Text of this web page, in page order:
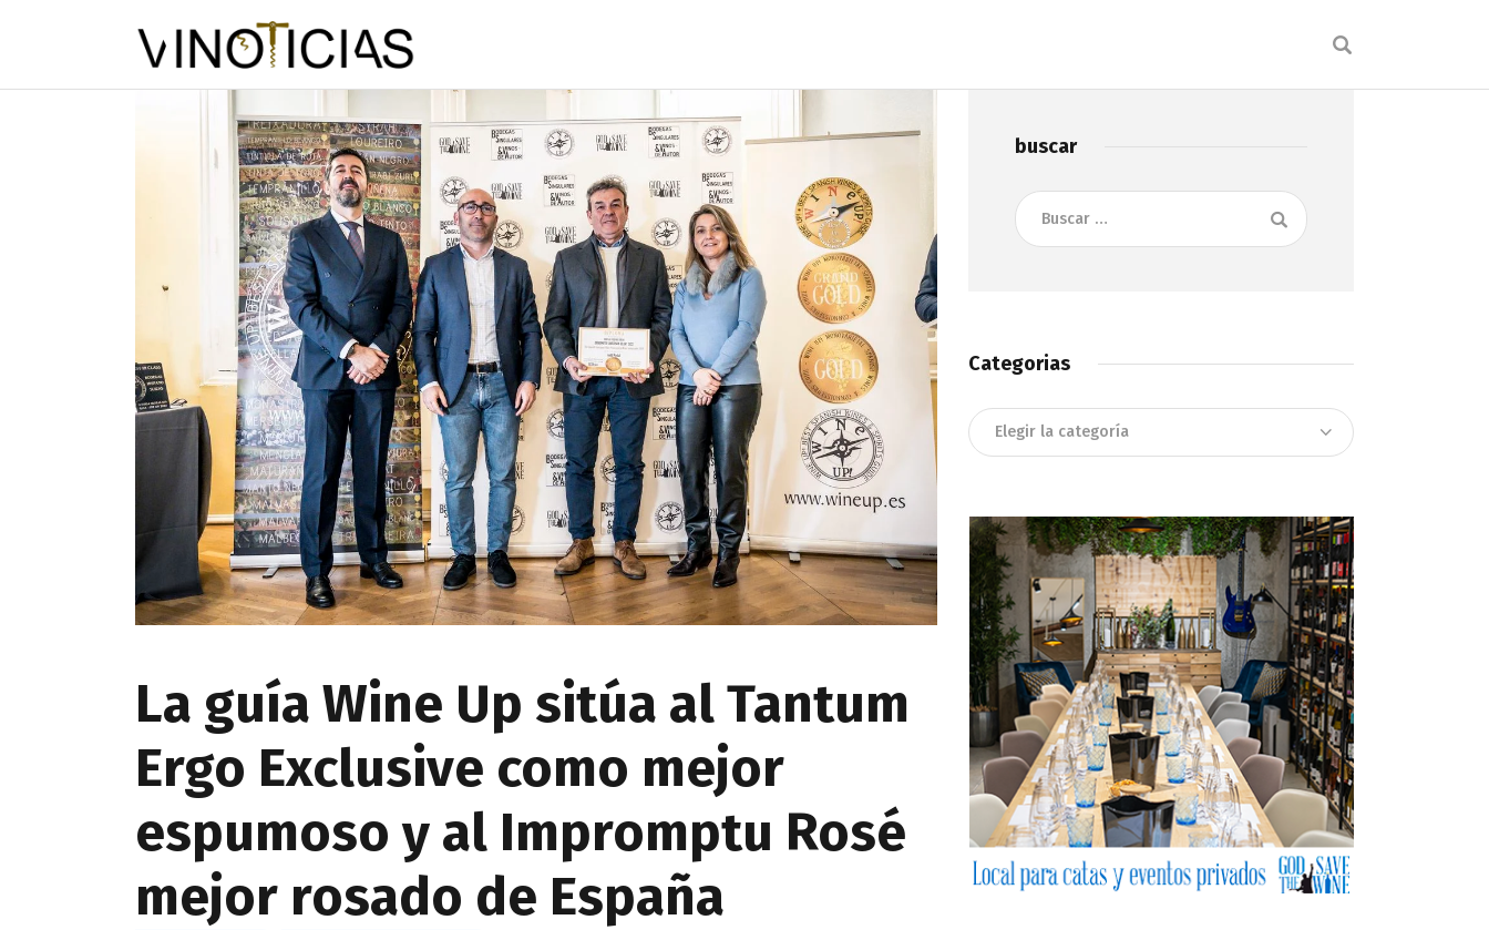
La guía Wine Up sitúa al Tantum
Ergo Exclusive como mejor
espumoso y al Impromptu Rosé
mejor rosado de España
buscar
Buscar:
Categorias
Categorias